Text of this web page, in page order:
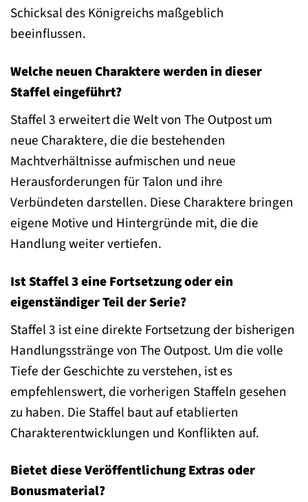
Schicksal des Königreichs maßgeblich
beeinflussen.
Welche neuen Charaktere werden in dieser
Staffel eingeführt?
Staffel 3 erweitert die Welt von The Outpost um
neue Charaktere, die die bestehenden
Machtverhältnisse aufmischen und neue
Herausforderungen für Talon und ihre
Verbündeten darstellen. Diese Charaktere bringen
eigene Motive und Hintergründe mit, die die
Handlung weiter vertiefen.
Ist Staffel 3 eine Fortsetzung oder ein
eigenständiger Teil der Serie?
Staffel 3 ist eine direkte Fortsetzung der bisherigen
Handlungsstränge von The Outpost. Um die volle
Tiefe der Geschichte zu verstehen, ist es
empfehlenswert, die vorherigen Staffeln gesehen
zu haben. Die Staffel baut auf etablierten
Charakterentwicklungen und Konflikten auf.
Bietet diese Veröffentlichung Extras oder
Bonusmaterial?